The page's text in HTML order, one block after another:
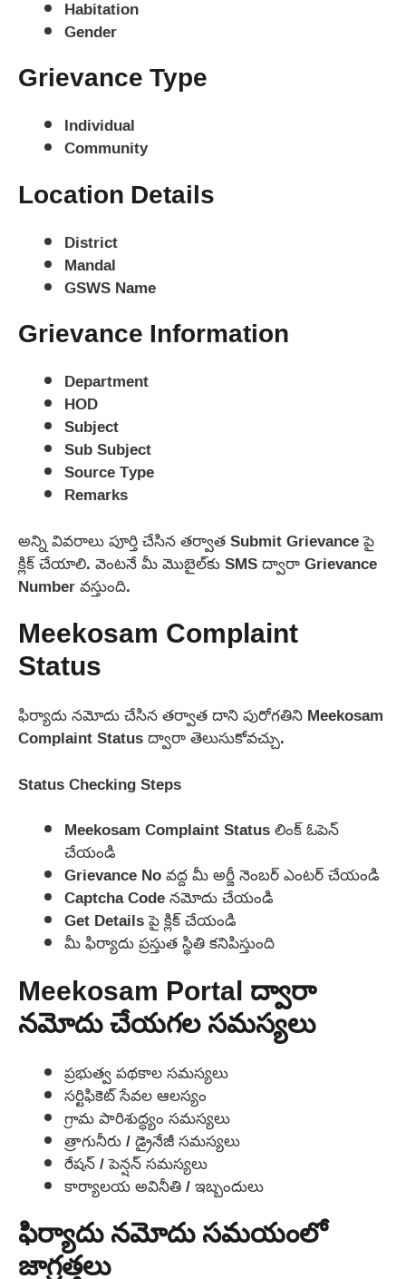
Habitation
Gender
Grievance Type
Individual
Community
Location Details
District
Mandal
GSWS Name
Grievance Information
Department
HOD
Subject
Sub Subject
Source Type
Remarks
అన్ని వివరాలు పూర్తి చేసిన తర్వాత Submit Grievance పై
క్లిక్ చేయాలి. వెంటనే మీ మొబైల్‌కు SMS ద్వారా Grievance
Number వస్తుంది.
Meekosam Complaint
Status
ఫిర్యాదు నమోదు చేసిన తర్వాత దాని పురోగతిని Meekosam
Complaint Status ద్వారా తెలుసుకోవచ్చు.
Status Checking Steps
Meekosam Complaint Status లింక్ ఓపెన్
చేయండి
Grievance No వద్ద మీ అర్జీ నెంబర్ ఎంటర్ చేయండి
Captcha Code నమోదు చేయండి
Get Details పై క్లిక్ చేయండి
మీ ఫిర్యాదు ప్రస్తుత స్థితి కనిపిస్తుంది
Meekosam Portal ద్వారా
నమోదు చేయగల సమస్యలు
ప్రభుత్వ పథకాల సమస్యలు
సర్టిఫికెట్ సేవల ఆలస్యం
గ్రామ పారిశుద్ధ్యం సమస్యలు
త్రాగునీరు / డ్రైనేజీ సమస్యలు
రేషన్ / పెన్షన్ సమస్యలు
కార్యాలయ అవినీతి / ఇబ్బందులు
ఫిర్యాదు నమోదు సమయంలో
జాగ్రత్తలు